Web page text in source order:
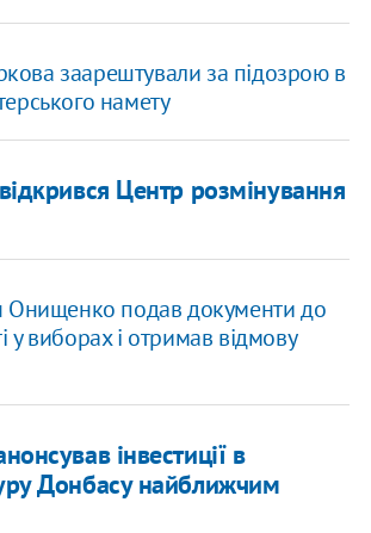
заарештували за підозрою в
намету
Центр розмінування
Онищенко подав документи до
у виборах і отримав відмову
інвестиції в
Донбасу найближчим